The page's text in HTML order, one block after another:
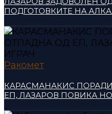
ПОДГОТОВКИТЕ НА
Ракомет
КАРАСМАНАКИС
ЕП, ЛАЗАРОВ ПОВИКА